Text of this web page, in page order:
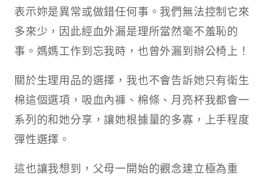
表示妳是異常或做錯任何事。我們無法控制它來
多來少，因此經血外漏是理所當然毫不羞恥的
事。媽媽工作到忘我時，也曾外漏到辦公椅上！​
關於生理用品的選擇，我也不會告訴她只有衛生
棉這個選項，吸血內褲、棉條、月亮杯我都會一
系列的和她分享，讓她根據量的多寡，上手程度
彈性選擇。​
這也讓我想到，父母一開始的觀念建立極為重